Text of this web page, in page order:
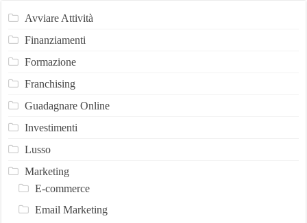
Avviare Attività
Finanziamenti
Formazione
Franchising
Guadagnare Online
Investimenti
Lusso
Marketing
E-commerce
Email Marketing